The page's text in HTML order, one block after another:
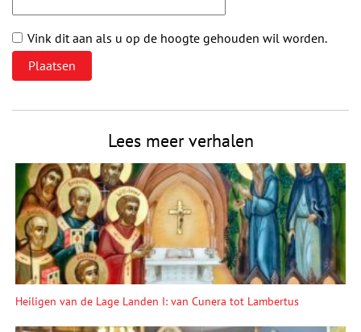
Vink dit aan als u op de hoogte gehouden wil worden.
Lees meer verhalen
Heiligen van de Lage Landen I: van Cunera tot Lambertus